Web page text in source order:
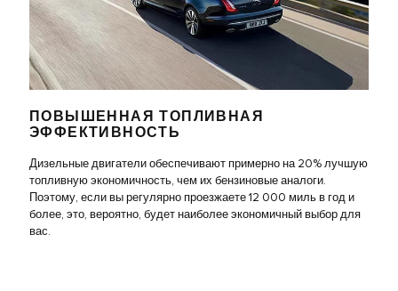
ПОВЫШЕННАЯ ТОПЛИВНАЯ
ЭФФЕКТИВНОСТЬ
Дизельные двигатели обеспечивают примерно на 20% лучшую
топливную экономичность, чем их бензиновые аналоги.
Поэтому, если вы регулярно проезжаете 12 000 миль в год и
более, это, вероятно, будет наиболее экономичный выбор для
вас.